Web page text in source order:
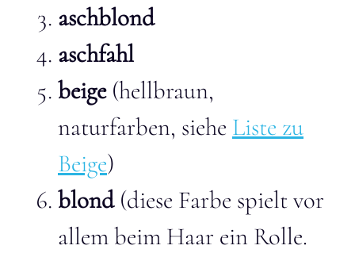
aschblond
aschfahl
beige(hellbraun,
naturfarben, siehe Liste zu
Beige)
blond(diese Farbe spielt vor
allem beim Haar ein Rolle.